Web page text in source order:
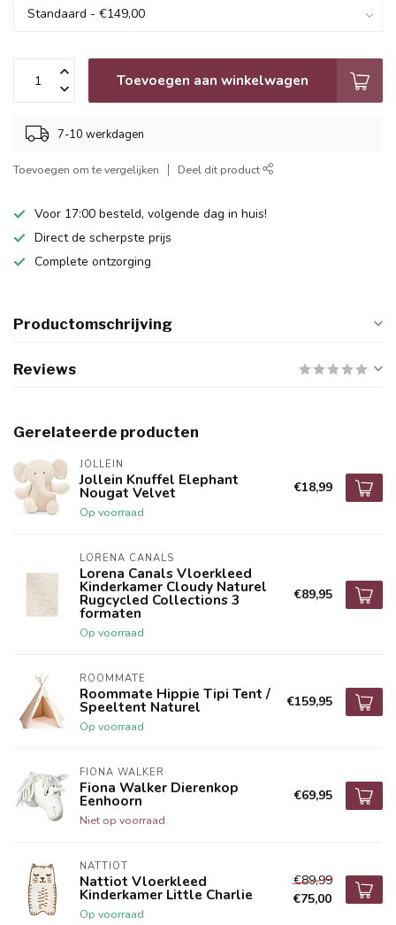
Toevoegen aan winkelwagen
7-10 werkdagen
Toevoegen om te vergelijken Deel dit product
Voor 17:00 besteld, volgende dag in huis!
Direct de scherpste prijs
Complete ontzorging
Productomschrijving
Reviews
Gerelateerde producten
JOLLEIN
Jollein Knuffel Elephant
Nougat Velvet
Op voorraad
€18,99
LORENA CANALS
Lorena Canals Vloerkleed
Kinderkamer Cloudy Naturel
Rugcycled Collections 3
formaten
Op voorraad
€89,95
ROOMMATE
Roommate Hippie Tipi Tent /
Speeltent Naturel
Op voorraad
€159,95
FIONA WALKER
Fiona Walker Dierenkop
Eenhoorn
Niet op voorraad
€69,95
NATTIOT
Nattiot Vloerkleed
Kinderkamer Little Charlie
Op voorraad
€89,99
€75,00